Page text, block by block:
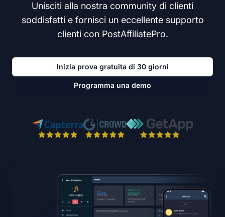
Unisciti alla nostra community di clienti
soddisfatti e fornisci un eccellente supporto
clienti con PostAffiliatePro.
Inizia prova gratuita di 30 giorni
Programma una demo